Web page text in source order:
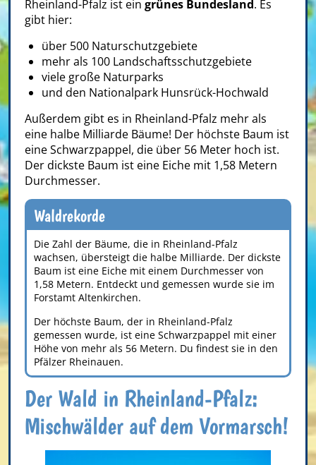
Rheinland-Pfalz ist ein grünes Bundesland. Es
gibt hier:
über 500 Naturschutzgebiete
mehr als 100 Landschaftsschutzgebiete
viele große Naturparks
und den Nationalpark Hunsrück-Hochwald
Außerdem gibt es in Rheinland-Pfalz mehr als
eine halbe Milliarde Bäume! Der höchste Baum ist
eine Schwarzpappel, die über 56 Meter hoch ist.
Der dickste Baum ist eine Eiche mit 1,58 Metern
Durchmesser.
Waldrekorde
Die Zahl der Bäume, die in Rheinland-Pfalz
wachsen, übersteigt die halbe Milliarde. Der dickste
Baum ist eine Eiche mit einem Durchmesser von
1,58 Metern. Entdeckt und gemessen wurde sie im
Forstamt Altenkirchen.
Der höchste Baum, der in Rheinland-Pfalz
gemessen wurde, ist eine Schwarzpappel mit einer
Höhe von mehr als 56 Metern. Du findest sie in den
Pfälzer Rheinauen.
Der Wald in Rheinland-Pfalz:
Mischwälder auf dem Vormarsch!